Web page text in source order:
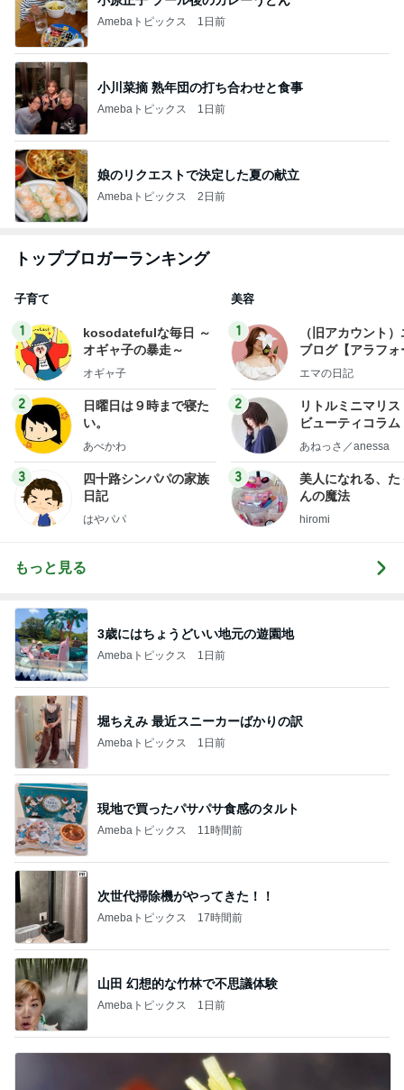
Amebaトピックス 1日前
小川菜摘 熟年団の打ち合わせと食事
Amebaトピックス 1日前
娘のリクエストで決定した夏の献立
Amebaトピックス 2日前
トップブロガーランキング
子育て
1
kosodatefulな毎日 ～
オギャ子の暴走～
オギャ子
2
日曜日は９時まで寝た
い。
あべかわ
3
四十路シンパパの家族
日記
はやパパ
美容
1
（旧アカウント
ブログ【アラフォ
社売却セカンドラ
エマの日記
2
リトルミニマリス
ビューティコラ
little
あねっさ／anessa
3
美人になれる、た
んの魔法
hiromi
もっと見る
3歳にはちょうどいい地元の遊園地
Amebaトピックス 1日前
堀ちえみ 最近スニーカーばかりの訳
Amebaトピックス 1日前
現地で買ったパサパサ食感のタルト
Amebaトピックス 11時間前
次世代掃除機がやってきた！！
Amebaトピックス 17時間前
山田 幻想的な竹林で不思議体験
Amebaトピックス 1日前